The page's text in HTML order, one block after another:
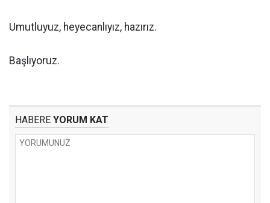
Umutluyuz, heyecanlıyız, hazırız.
Başlıyoruz.
HABERE YORUM KAT